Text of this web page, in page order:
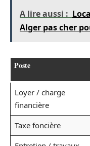
A lire aussi :
Alger pas cher
Poste
Loyer / charge
financière
Taxe foncière